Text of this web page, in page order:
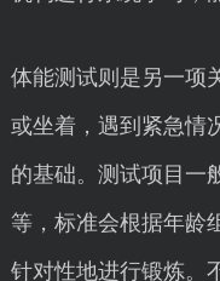
体能测试则是另一项
或坐着，遇到紧急情
的基础。测试项目一
等，标准会根据年龄
针对性地进行锻炼。